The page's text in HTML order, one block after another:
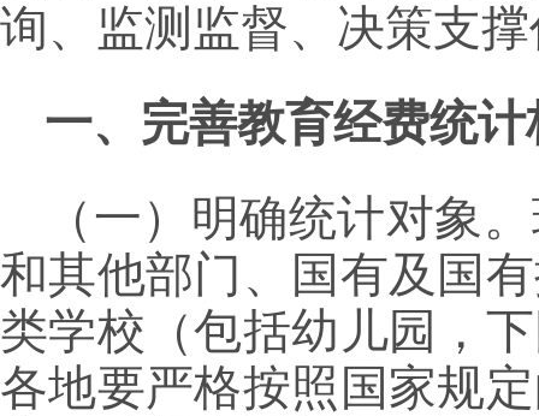
询、监测监督、决策支
一、完善教育经费统计
（一）明确统计对象
和其他部门、国有及国
类学校（包括幼儿园，
各地要严格按照国家规